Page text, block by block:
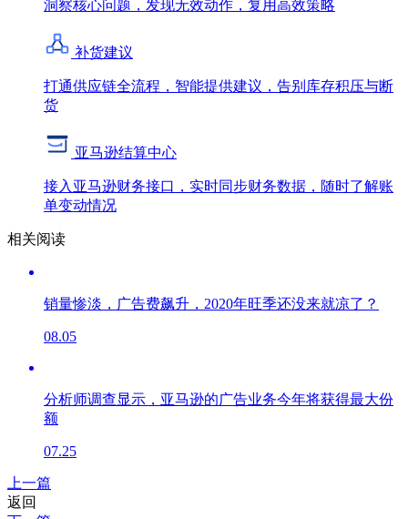
洞察核心问题，发现无效动作，复用高效策略
补货建议
打通供应链全流程，智能提供建议，告别库存积压与断
货
亚马逊结算中心
接入亚马逊财务接口，实时同步财务数据，随时了解账
单变动情况
相关阅读
销量惨淡，广告费飙升，2020年旺季还没来就凉了？
08.05
分析师调查显示，亚马逊的广告业务今年将获得最大份
额
07.25
上一篇
返回